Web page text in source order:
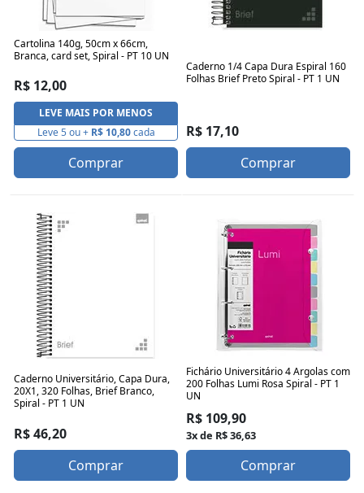
Cartolina 140g, 50cm x 66cm,
Branca, card set, Spiral - PT 10 UN
R$ 12,00
LEVE MAIS POR MENOS
Leve 5 ou + R$ 10,80cada
Comprar
Caderno 1/4 Capa Dura Espiral 160
Folhas Brief Preto Spiral - PT 1 UN
R$ 17,10
Comprar
Caderno Universitário, Capa Dura,
20X1, 320 Folhas, Brief Branco,
Spiral - PT 1 UN
R$ 46,20
Comprar
Fichário Universitário 4 Argolas com
200 Folhas Lumi Rosa Spiral - PT 1
UN
R$ 109,90
3x de R$ 36,63
Comprar